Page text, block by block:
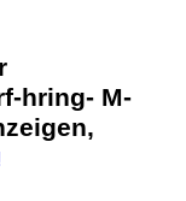
hring- M-